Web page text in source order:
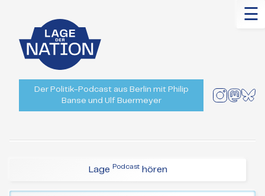
☰
Der Politik-Podcast aus Berlin mit Philip
Banse und Ulf Buermeyer
Lage Podcasthören